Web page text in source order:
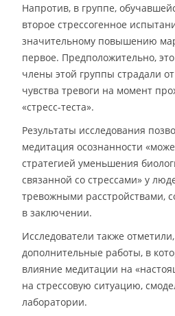
Напротив, в группе,
второе стреcсогенное
значительному повышению
первое. Предположительно,
члены этой группы страдали
чувства тревоги на момент
«стресс-теста».
Результаты исследования
медитация осознанности
стратегией уменьшения
связанной со стрессами» у
тревожными расстройствами,
в заключении.
Исследователи также
дополнительные работы, в
влияние медитации на
на стрессовую ситуацию,
лаборатории.